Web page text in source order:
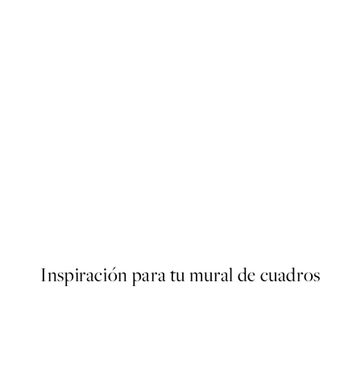
Inspiración para tu mural de cuadros